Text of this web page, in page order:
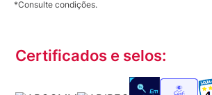
*Consulte condições.
Certificados e selos: